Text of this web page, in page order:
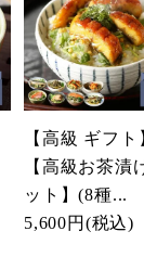
【高級 ギフト
【高級お茶漬
ット】(8種...
5,600円 (税込)